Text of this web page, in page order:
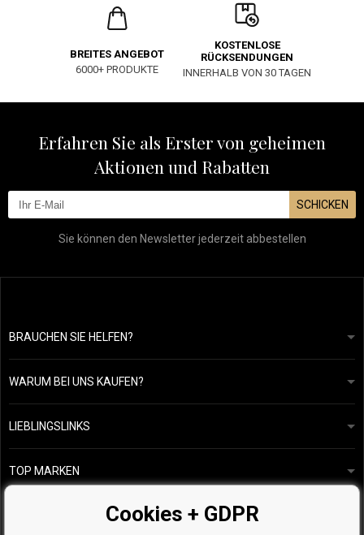
BREITES ANGEBOT
6000+ PRODUKTE
KOSTENLOSE
RÜCKSENDUNGEN
INNERHALB VON 30 TAGEN
Erfahren Sie als Erster von geheimen
Aktionen und Rabatten
SCHICKEN
Sie können den Newsletter jederzeit abbestellen
BRAUCHEN SIE HELFEN?
info@mapeja.de
Wir werden innerhalb von 24 Stunden antworten.
WARUM BEI UNS KAUFEN?
Allgemeine geschäftsbedingungen
Datenschutzerklärung
Übersicht über Zahlungen und Versand
Rückgabe von Waren
LIEBLINGSLINKS
Unsere Geschichte
Kostenlose Produktproben
TOP MARKEN
Kérastase
Wella Professionals
Cookies + GDPR